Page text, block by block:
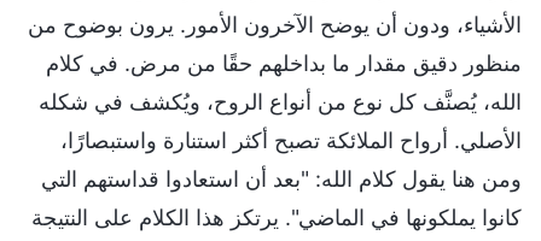
الأشياء، ودون أن يوضح الآخرون الأمور. يرون بوضوح من
منظور دقيق مقدار ما بداخلهم حقًا من مرض. في كلام
الله، يُصنَّف كل نوع من أنواع الروح، ويُكشف في شكله
الأصلي. أرواح الملائكة تصبح أكثر استنارة واستبصارًا،
ومن هنا يقول كلام الله: "بعد أن استعادوا قداستهم التي
كانوا يملكونها في الماضي". يرتكز هذا الكلام على النتيجة